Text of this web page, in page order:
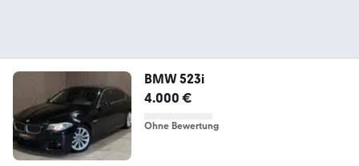
BMW 523i
4.000 €
Ohne Bewertung